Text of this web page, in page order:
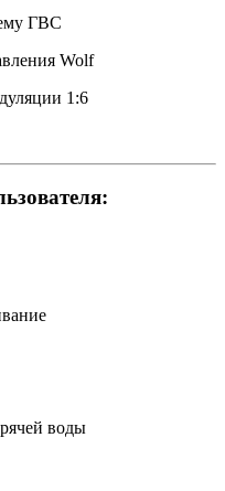
ГВС
Wolf
1:6
воды